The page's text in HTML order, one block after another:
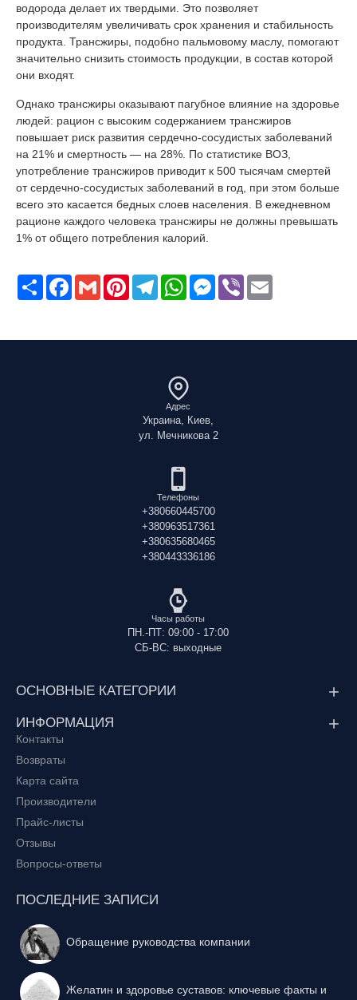
водорода делает их твердыми. Это позволяет
производителям увеличивать срок хранения и стабильность
продукта. Трансжиры, подобно пальмовому маслу, помогают
значительно снизить стоимость продукции, в состав которой
они входят.
Однако трансжиры оказывают пагубное влияние на здоровье
людей: рацион с высоким содержанием трансжиров
повышает риск развития сердечно-сосудистых заболеваний
на 21% и смертность — на 28%. По статистике ВОЗ,
употребление трансжиров приводит к 500 тысячам смертей
от сердечно-сосудистых заболеваний в год, при этом больше
всего это касается бедных слоев населения. В ежедневном
рационе каждого человека трансжиры не должны превышать
1% от общего потребления калорий.
ПоширитиFacebook
Gmail PinterestTelegramWhatsAppMessenger
Viber
Адрес
Украина, Киев,
ул. Мечникова 2
Телефоны
+380660445700
+380963517361
+380635680465
+380443336186
Часы работы
ПН.-ПТ: 09:00 - 17:00
СБ-ВС: выходные
ОСНОВНЫЕ КАТЕГОРИИ
ИНФОРМАЦИЯ
Контакты
Возвраты
Карта сайта
Производители
Прайс-листы
Отзывы
Вопросы-ответы
ПОСЛЕДНИЕ ЗАПИСИ
Обращение руководства компании
Желатин и здоровье суставов: ключевые факты и